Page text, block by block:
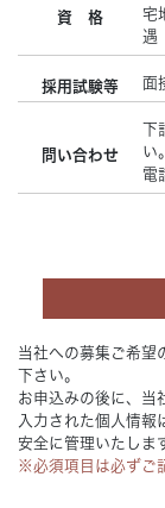
資 格
宅
遇
採用試験等 面
問い合わせ
い。
電
当社への募集ご希望
下さい。
お申込みの後に、当
入力された個人情報
安全に管理いたしま
※必須項目は必ずご